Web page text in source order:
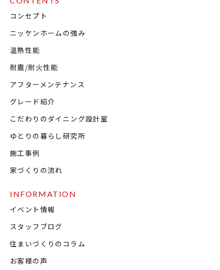
コンセプト
ニッケンホームの強み
温熱性能
耐震/耐火性能
アフターメンテナンス
グレード紹介
こだわりのダイニング設計室
ゆとりの暮らし研究所
施工事例
家づくりの流れ
INFORMATION
イベント情報
スタッフブログ
住まいづくりのコラム
お客様の声